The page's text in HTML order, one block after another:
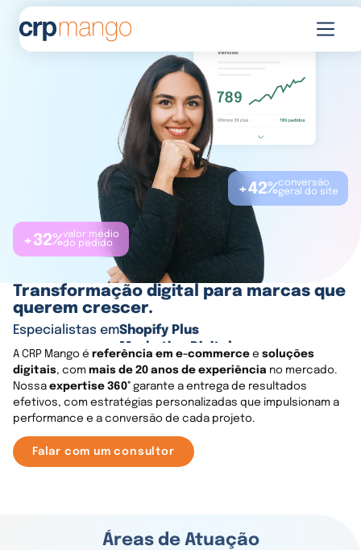
Transformação digital para marcas que
querem crescer.
Especialistas emShopify Plus
Marketing Digital
E-commerce
Tecnologia
RD Station
Shopify Plus
A CRP Mango é referência em e-commerce e soluções
digitais, com mais de 20 anos de experiência no mercado.
Nossa expertise 360° garante a entrega de resultados
efetivos, com estratégias personalizadas que impulsionam a
performance e a conversão de cada projeto.
Falar com um consultor
+32%valor médio
do pedido
+42%conversão
geral do site
Áreas de Atuação